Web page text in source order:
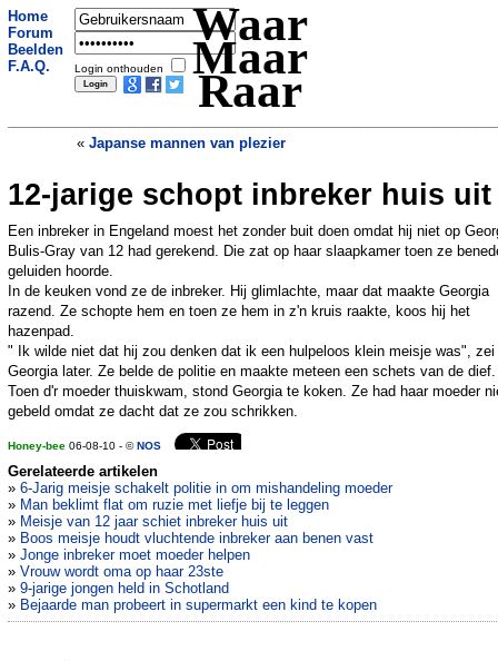
Home
Forum
Beelden
F.A.Q.
Login onthouden
Waar
Maar
Raar
« Japanse mannen van plezier
Hond kluift teen en redt leven »
12-jarige schopt inbreker huis uit
Een inbreker in Engeland moest het zonder buit doen omdat hij niet op
Bulis-Gray van 12 had gerekend. Die zat op haar slaapkamer toen ze
geluiden hoorde.
In de keuken vond ze de inbreker. Hij glimlachte, maar dat maakte Georgia
razend. Ze schopte hem en toen ze hem in z'n kruis raakte, koos hij het
hazenpad.
" Ik wilde niet dat hij zou denken dat ik een hulpeloos klein meisje was", zei
Georgia later. Ze belde de politie en maakte meteen een schets van de dief.
Toen d'r moeder thuiskwam, stond Georgia te koken. Ze had haar moeder
gebeld omdat ze dacht dat ze zou schrikken.
Honey-bee 06-08-10 - ©NOS
Gerelateerde artikelen
» 6-Jarig meisje schakelt politie in om mishandeling moeder
» Man beklimt flat om ruzie met liefje bij te leggen
» Meisje van 12 jaar schiet inbreker huis uit
» Boos meisje houdt vluchtende inbreker aan benen vast
» Jonge inbreker moet moeder helpen
» Vrouw wordt oma op haar 23ste
» 9-jarige jongen held in Schotland
» Bejaarde man probeert in supermarkt een kind te kopen